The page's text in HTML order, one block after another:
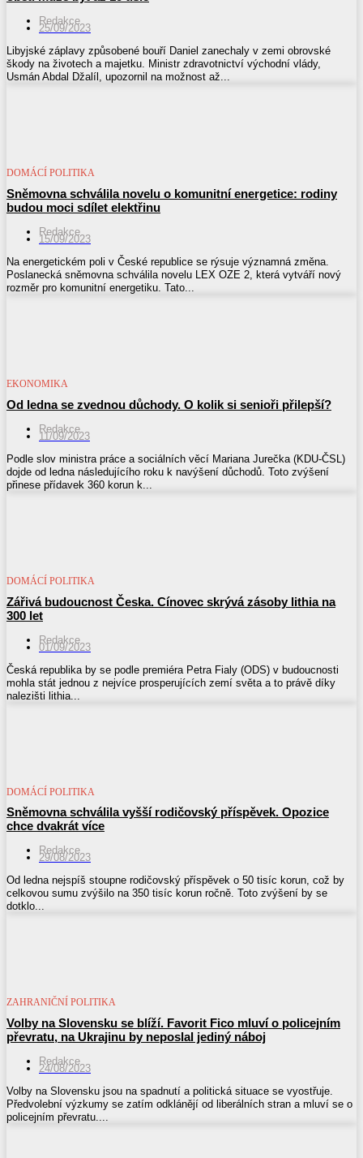
Redakce
25/09/2023
Libyjské záplavy způsobené bouří Daniel zanechaly v zemi obrovské
škody na životech a majetku. Ministr zdravotnictví východní vlády,
Usmán Abdal Džalíl, upozornil na možnost až...
DOMÁCÍ POLITIKA
Sněmovna schválila novelu o komunitní energetice: rodiny
budou moci sdílet elektřinu
Redakce
15/09/2023
Na energetickém poli v České republice se rýsuje významná změna.
Poslanecká sněmovna schválila novelu LEX OZE 2, která vytváří nový
rozměr pro komunitní energetiku. Tato...
EKONOMIKA
Od ledna se zvednou důchody. O kolik si senioři přilepší?
Redakce
11/09/2023
Podle slov ministra práce a sociálních věcí Mariana Jurečka (KDU-ČSL)
dojde od ledna následujícího roku k navýšení důchodů. Toto zvýšení
přinese přídavek 360 korun k...
DOMÁCÍ POLITIKA
Zářivá budoucnost Česka. Cínovec skrývá zásoby lithia na
300 let
Redakce
01/09/2023
Česká republika by se podle premiéra Petra Fialy (ODS) v budoucnosti
mohla stát jednou z nejvíce prosperujících zemí světa a to právě díky
nalezišti lithia...
DOMÁCÍ POLITIKA
Sněmovna schválila vyšší rodičovský příspěvek. Opozice
chce dvakrát více
Redakce
29/08/2023
Od ledna nejspíš stoupne rodičovský příspěvek o 50 tisíc korun, což by
celkovou sumu zvýšilo na 350 tisíc korun ročně. Toto zvýšení by se
dotklo...
ZAHRANIČNÍ POLITIKA
Volby na Slovensku se blíží. Favorit Fico mluví o policejním
převratu, na Ukrajinu by neposlal jediný náboj
Redakce
24/08/2023
Volby na Slovensku jsou na spadnutí a politická situace se vyostřuje.
Předvolební výzkumy se zatím odklánějí od liberálních stran a mluví se o
policejním převratu....